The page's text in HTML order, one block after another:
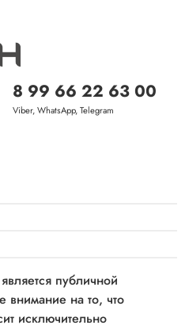
публичной
на то, что
исключительно
8 99 66 22 63 00
Viber, WhatsApp, Telegram